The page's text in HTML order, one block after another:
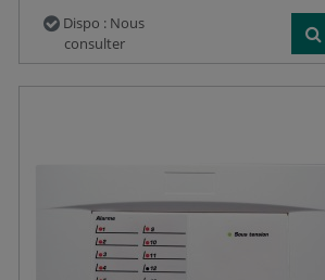
Dispo : Nous
consulter